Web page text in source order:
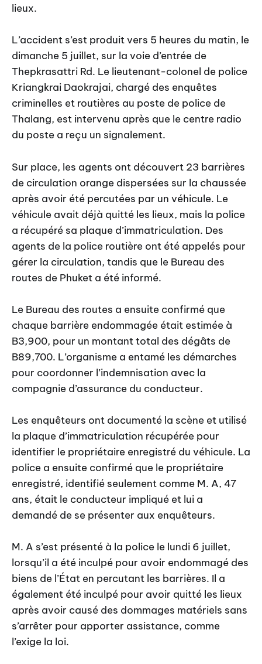
lieux.
L’accident s’est produit vers 5 heures du matin, le
dimanche 5 juillet, sur la voie d’entrée de
Thepkrasattri Rd. Le lieutenant-colonel de police
Kriangkrai Daokrajai, chargé des enquêtes
criminelles et routières au poste de police de
Thalang, est intervenu après que le centre radio
du poste a reçu un signalement.
Sur place, les agents ont découvert 23 barrières
de circulation orange dispersées sur la chaussée
après avoir été percutées par un véhicule. Le
véhicule avait déjà quitté les lieux, mais la police
a récupéré sa plaque d’immatriculation. Des
agents de la police routière ont été appelés pour
gérer la circulation, tandis que le Bureau des
routes de Phuket a été informé.
Le Bureau des routes a ensuite confirmé que
chaque barrière endommagée était estimée à
B3,900, pour un montant total des dégâts de
B89,700. L’organisme a entamé les démarches
pour coordonner l’indemnisation avec la
compagnie d’assurance du conducteur.
Les enquêteurs ont documenté la scène et utilisé
la plaque d’immatriculation récupérée pour
identifier le propriétaire enregistré du véhicule. La
police a ensuite confirmé que le propriétaire
enregistré, identifié seulement comme M. A, 47
ans, était le conducteur impliqué et lui a
demandé de se présenter aux enquêteurs.
M. A s’est présenté à la police le lundi 6 juillet,
lorsqu’il a été inculpé pour avoir endommagé des
biens de l’État en percutant les barrières. Il a
également été inculpé pour avoir quitté les lieux
après avoir causé des dommages matériels sans
s’arrêter pour apporter assistance, comme
l’exige la loi.